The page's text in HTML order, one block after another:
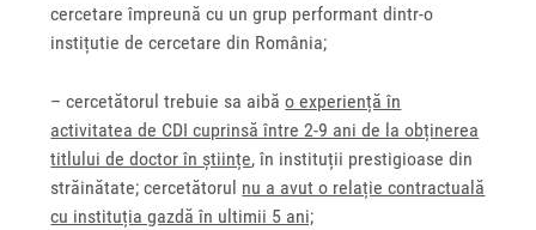
cercetare împreună cu un grup performant dintr-o
instițutie de cercetare din România;
– cercetătorul trebuie sa aibăo experiență în
activitatea de CDI cuprinsă între 2-9 ani de la obținerea
titlului de doctor în științe, în instituții prestigioase din
străinătate; cercetătorul nu a avut o relație contractuală
cu instituția gazdă în ultimii 5 ani;